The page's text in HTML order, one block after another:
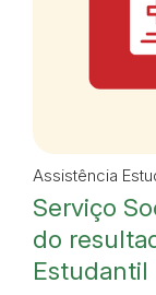
Assistência
Serviço
do
Estudantil